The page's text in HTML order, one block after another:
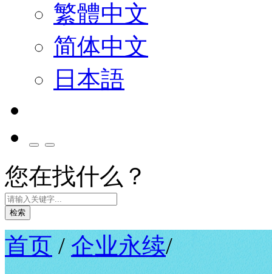
繁體中文
简体中文
日本語
您在找什么？
检索
首页 / 企业永续/